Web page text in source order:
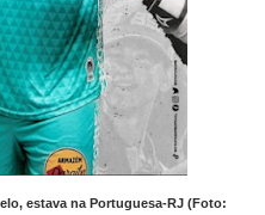
estava na Portuguesa-RJ (Foto: